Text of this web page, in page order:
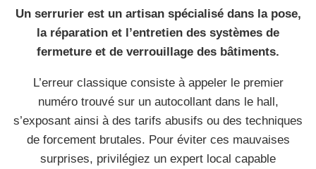
Un serrurier est un artisan spécialisé dans la pose,
la réparation et l’entretien des systèmes de
fermeture et de verrouillage des bâtiments.
L’erreur classique consiste à appeler le premier
numéro trouvé sur un autocollant dans le hall,
s’exposant ainsi à des tarifs abusifs ou des techniques
de forcement brutales. Pour éviter ces mauvaises
surprises, privilégiez un expert local capable